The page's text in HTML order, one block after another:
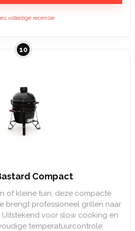
volledige recensie
10
Compact
of kleine tuin, deze compacte
brengt professioneel grillen naar
Uitstekend voor slow cooking en
temperatuurcontrole.